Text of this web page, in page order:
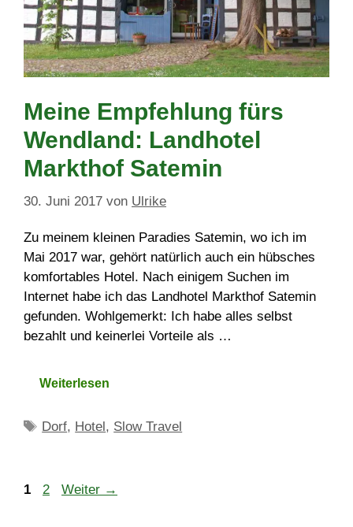
Meine Empfehlung fürs
Wendland: Landhotel
Markthof Satemin
30. Juni 2017 von Ulrike
Zu meinem kleinen Paradies Satemin, wo ich im
Mai 2017 war, gehört natürlich auch ein hübsches
komfortables Hotel. Nach einigem Suchen im
Internet habe ich das Landhotel Markthof Satemin
gefunden. Wohlgemerkt: Ich habe alles selbst
bezahlt und keinerlei Vorteile als …
Weiterlesen
Schlagwörter
Dorf, Hotel , Slow Travel
Seite
1 Seite
2 Weiter →